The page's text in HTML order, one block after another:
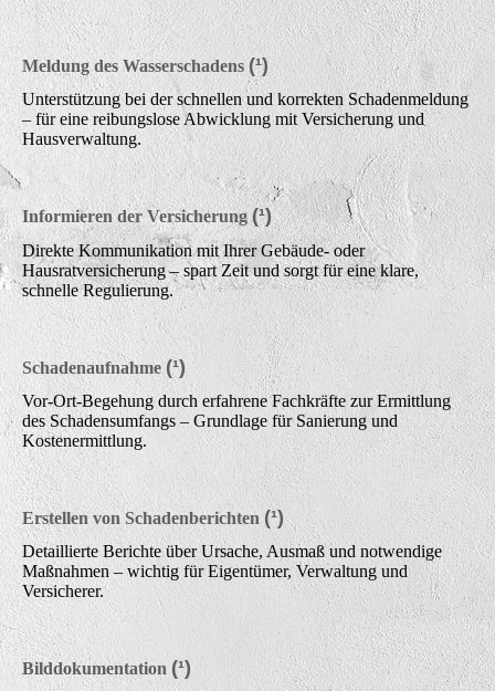
Meldung des Wasserschadens (¹)
Unterstützung bei der schnellen und korrekten Schadenmeldung
– für eine reibungslose Abwicklung mit Versicherung und
Hausverwaltung.
Informieren der Versicherung(¹)
Direkte Kommunikation mit Ihrer Gebäude- oder
Hausratversicherung – spart Zeit und sorgt für eine klare,
schnelle Regulierung.
Schadenaufnahme (¹)
Vor-Ort-Begehung durch erfahrene Fachkräfte zur Ermittlung
des Schadensumfangs – Grundlage für Sanierung und
Kostenermittlung.
Erstellen von Schadenberichten (¹)
Detaillierte Berichte über Ursache, Ausmaß und notwendige
Maßnahmen – wichtig für Eigentümer, Verwaltung und
Versicherer.
Bilddokumentation (¹)